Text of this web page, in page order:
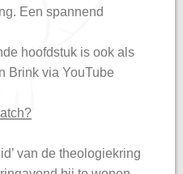
Een spannend
hoofdstuk is ook als
Brink via YouTube
van de theologiekring